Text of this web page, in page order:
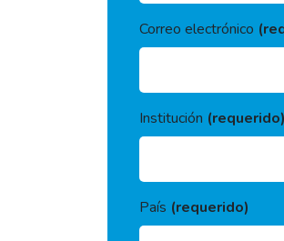
Correo electrónico
Institución (requerido)
País (requerido)